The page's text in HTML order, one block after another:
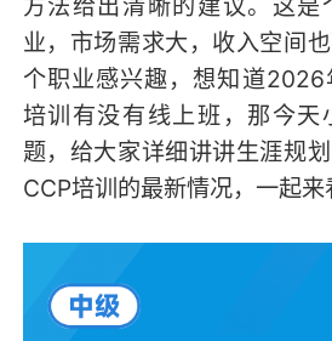
方法给出清晰的建议。这是
业，市场需求大，收入空间
个职业感兴趣，想知道2026
培训有没有线上班，那今天
题，给大家详细讲讲生涯规
CCP培训的最新情况，一起来